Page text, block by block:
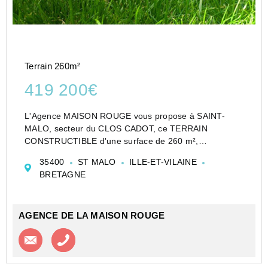
Terrain 260m²
419 200€
L'Agence MAISON ROUGE vous propose à SAINT-
MALO, secteur du CLOS CADOT, ce TERRAIN
CONSTRUCTIBLE d'une surface de 260 m²,
Classement en zone UR1+. Emprise au sol : 50 %. Une
étude géothechnique ...
35400 ST MALO
ILLE-ET-VILAINE
BRETAGNE
AGENCE DE LA MAISON ROUGE
Contacter l'agence